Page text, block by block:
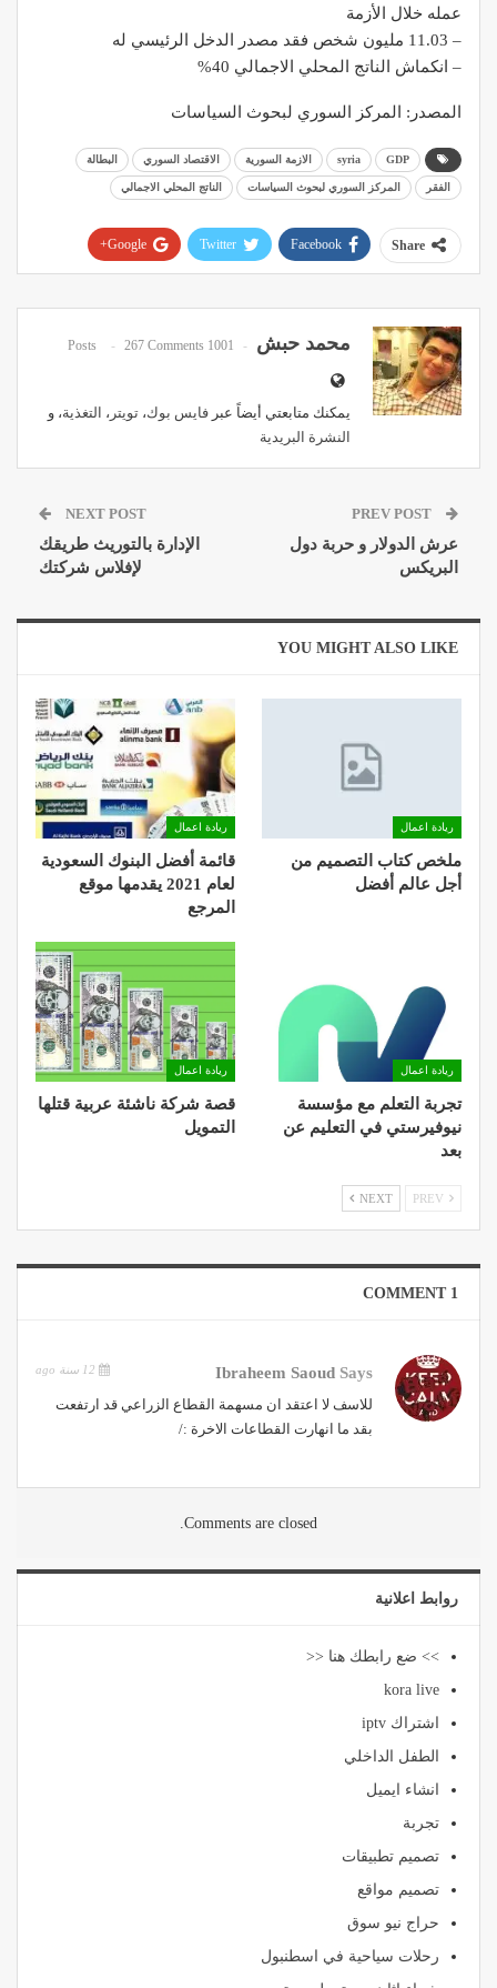
عمله خلال الأزمة
– 11.03 مليون شخص فقد مصدر الدخل الرئيسي له
– انكماش الناتج المحلي الاجمالي 40%
المصدر: المركز السوري لبحوث السياسات
GDP
syria الازمة السورية الاقتصاد السوري البطالة
الفقر المركز السوري لبحوث السياسات الناتج المحلي الاجمالي
Share
Facebook
Twitter
Google+
محمد حبش 1001 Posts
267 Comments
يمكنك متابعتي أيضاً عبر فايس بوك، تويتر ، التغذية، و
النشرة البريدية
عرش الدولار و حربة دول
البريكس
NEXT POST
الإدارة بالتوريث طريقك
لإفلاس شركتك
YOU MIGHT ALSO LIKE
ريادة اعمال
ملخص كتاب التصميم من
أجل عالم أفضل
ريادة اعمال
قائمة أفضل البنوك السعودية
لعام 2021 يقدمها موقع
المرجع
ريادة اعمال
تجربة التعلم مع مؤسسة
نيوفيرستي في التعليم عن
بعد
ريادة اعمال
قصة شركة ناشئة عربية قتلها
التمويل
NEXT
1 COMMENT
Ibraheem Saoud Says
للاسف لا اعتقد ان مسهمة القطاع الزراعي قد ارتفعت
بقد ما انهارت القطاعات الاخرة :/
Comments are closed.
روابط اعلانية
>> ضع رابطك هنا <<
kora live
اشتراك iptv
الطفل الداخلي
انشاء ايميل
تجربة
تصميم تطبيقات
تصميم مواقع
حراج نيو سوق
رحلات سياحية في اسطنبول